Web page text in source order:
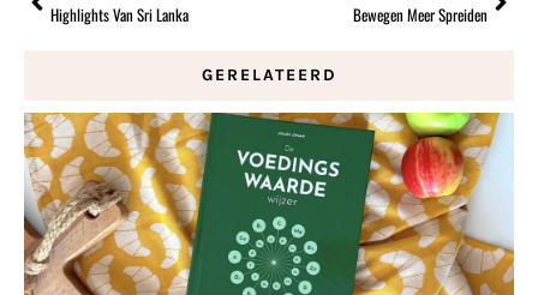
Highlights Van Sri Lanka Bewegen Meer Spreiden
GERELATEERD